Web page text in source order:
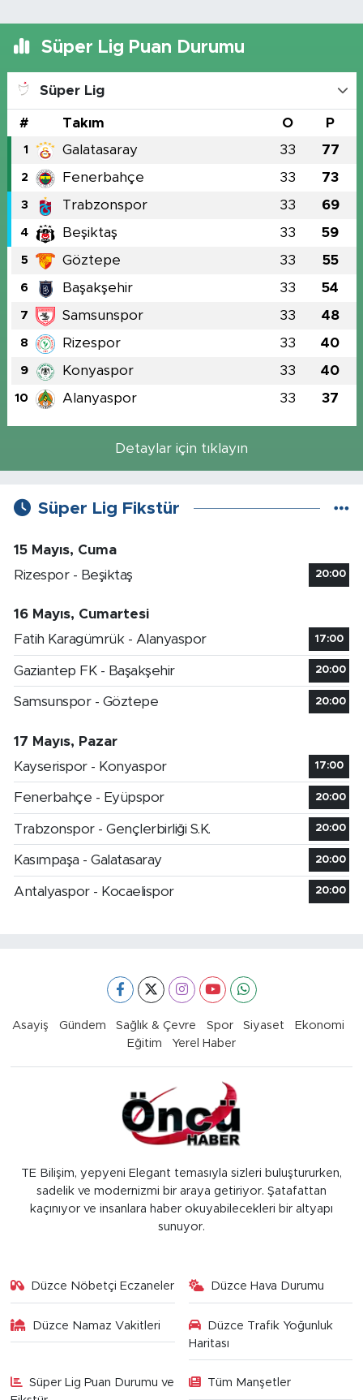
Süper Lig Puan Durumu
Süper Lig
# Takım O P
1 Galatasaray 33 77
2 Fenerbahçe 33 73
3 Trabzonspor 33 69
4 Beşiktaş 33 59
5 Göztepe 33 55
6 Başakşehir 33 54
7 Samsunspor 33 48
8 Rizespor 33 40
9 Konyaspor 33 40
10 Alanyaspor 33 37
Detaylar için tıklayın
Süper Lig Fikstür
15 Mayıs, Cuma
Rizespor - Beşiktaş
20:00
16 Mayıs, Cumartesi
Fatih Karagümrük - Alanyaspor
17:00
Gaziantep FK - Başakşehir 20:00
Samsunspor - Göztepe 20:00
17 Mayıs, Pazar
Kayserispor - Konyaspor
17:00
Fenerbahçe - Eyüpspor 20:00
Trabzonspor - Gençlerbirliği S.K. 20:00
Kasımpaşa - Galatasaray 20:00
Antalyaspor - Kocaelispor 20:00
Asayiş Gündem Sağlık & Çevre Spor Siyaset
Ekonomi
Eğitim
Yerel Haber
TE Bilişim, yepyeni Elegant temasıyla sizleri buluştururken,
sadelik ve modernizmi bir araya getiriyor. Şatafattan
kaçınıyor ve insanlara haber okuyabilecekleri bir altyapı
sunuyor.
Düzce Nöbetçi Eczaneler Düzce Hava Durumu
Düzce Namaz Vakitleri
Düzce Trafik Yoğunluk
Haritası
Süper Lig Puan Durumu ve
Tüm Manşetler